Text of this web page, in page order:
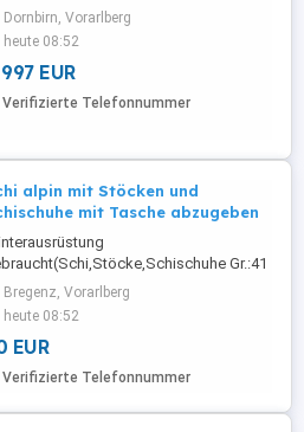
und Abholen in 6850 Dornbirn
Dornbirn, Vorarlberg
heute 08:52
EUR
Verifizierte Telefonnummer
alpin mit Stöcken und
mit Tasche abzugeben
Gr.:41
Tasche im guten Zustand abzugeben.
Bregenz, Vorarlberg
heute 08:52
EUR
Verifizierte Telefonnummer